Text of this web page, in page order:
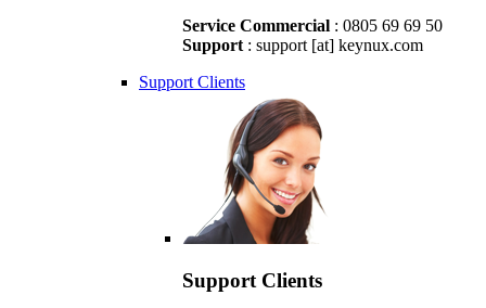
Service Commercial : 0805 69 69 50
Support : support [at] keynux.com
Support Clients
Support Clients